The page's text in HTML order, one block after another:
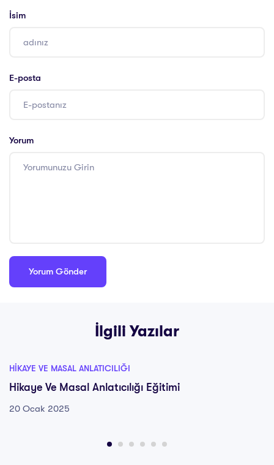
İsim
E-posta
Yorum
İlgili Yazılar
HIKAYE VE MASAL ANLATICILIĞI
Hikaye Ve Masal Anlatıcılığı Eğitimi
20 Ocak 2025